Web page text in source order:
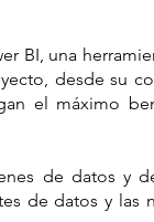
BI, una
desde su
el máximo
de datos y
de datos y las